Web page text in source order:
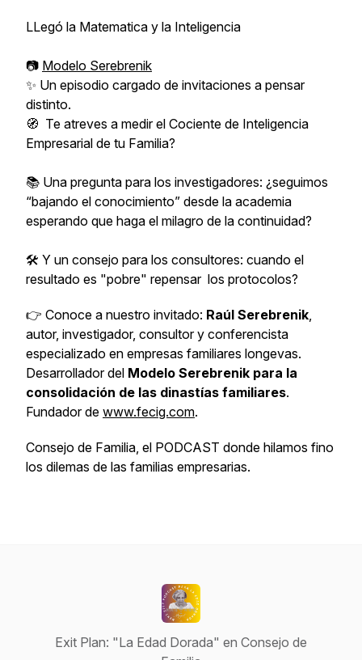
LLegó la Matematica y la Inteligencia
📷 Modelo Serebrenik
✨ Un episodio cargado de invitaciones a pensar
distinto.
🧭 Te atreves a medir el Cociente de Inteligencia
Empresarial de tu Familia?
📚 Una pregunta para los investigadores: ¿seguimos
“bajando el conocimiento” desde la academia
esperando que haga el milagro de la continuidad?
🛠️ Y un consejo para los consultores: cuando el
resultado es "pobre" repensar los protocolos?
👉 Conoce a nuestro invitado: Raúl Serebrenik,
autor, investigador, consultor y conferencista
especializado en empresas familiares longevas.
Desarrollador del Modelo Serebrenik para la
consolidación de las dinastías familiares.
Fundador de www.fecig.com.
Consejo de Familia, el PODCAST donde hilamos fino
los dilemas de las familias empresarias.
Exit Plan: "La Edad Dorada" en Consejo de